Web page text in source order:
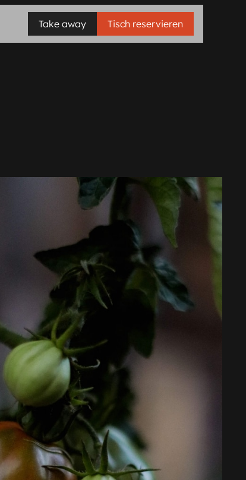
Take away Tisch reservieren